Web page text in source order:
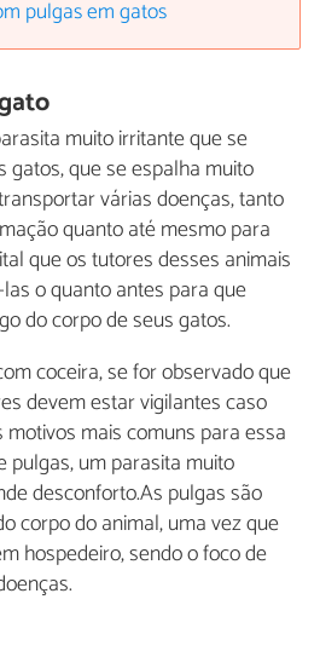
pulgas em gatos
muito irritante que se
gatos, que se espalha muito
várias doenças, tanto
quanto até mesmo para
que os tutores desses animais
o quanto antes para que
do corpo de seus gatos.
coceira, se for observado que
devem estar vigilantes caso
mais comuns para essa
pulgas, um parasita muito
desconforto.As pulgas são
corpo do animal, uma vez que
hospedeiro, sendo o foco de